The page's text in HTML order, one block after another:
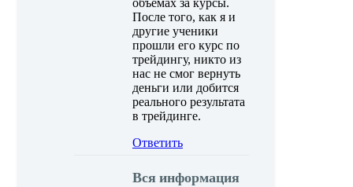
После того, как я и
другие ученики
прошли его курс по
трейдингу, никто из
нас не смог вернуть
деньги или добится
реального результата
в трейдинге.
Ответить
Вся информация